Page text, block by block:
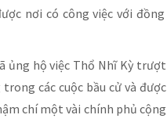
nơi có công việc với đồng
ủng hộ việc Thổ Nhĩ Kỳ trượt
các cuộc bầu cử và được
chí một vài chính phủ cộng